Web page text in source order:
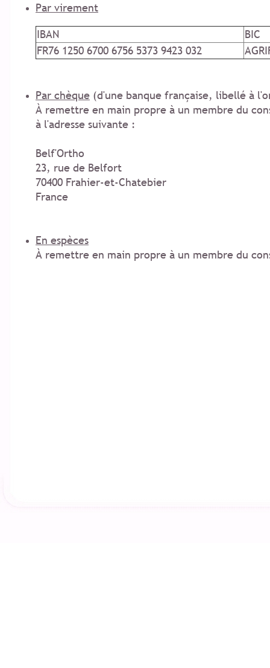
Par virement
IBAN
BIC
FR76 1250 6700 6756 5373 9423 032
Par chèque (d'une banque française, libellé à
À remettre en main propre à un membre du
à l'adresse suivante :
Belf'Ortho
23, rue de Belfort
70400 Frahier-et-Chatebier
France
En espèces
À remettre en main propre à un membre du